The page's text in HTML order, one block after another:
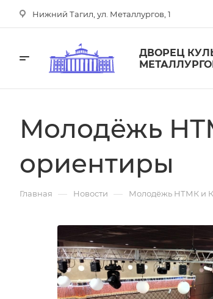
Нижний Тагил, ул. Металлургов, 1
ДВОРЕЦ
Молодёжь
ориентиры
Главная — Новости — Молодёжь НТМК и